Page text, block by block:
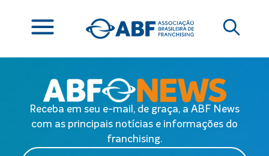
Receba em seu e-mail, de graça, a ABF News
com as principais notícias e informações do
franchising.